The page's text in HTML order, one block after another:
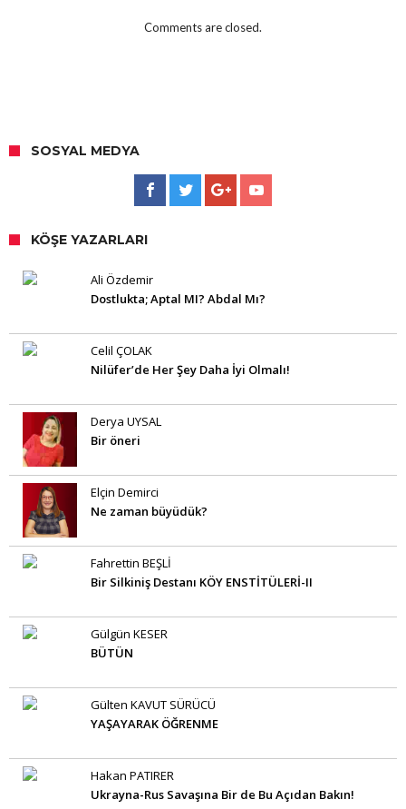
Comments are closed.
SOSYAL MEDYA
KÖŞE YAZARLARI
Ali Özdemir
Dostlukta; Aptal MI? Abdal Mı?
Celil ÇOLAK
Nilüfer’de Her Şey Daha İyi Olmalı!
Derya UYSAL
Bir öneri
Elçin Demirci
Ne zaman büyüdük?
Fahrettin BEŞLİ
Bir Silkiniş Destanı KÖY ENSTİTÜLERİ-II
Gülgün KESER
BÜTÜN
Gülten KAVUT SÜRÜCÜ
YAŞAYARAK ÖĞRENME
Hakan PATIRER
Ukrayna-Rus Savaşına Bir de Bu Açıdan Bakın!